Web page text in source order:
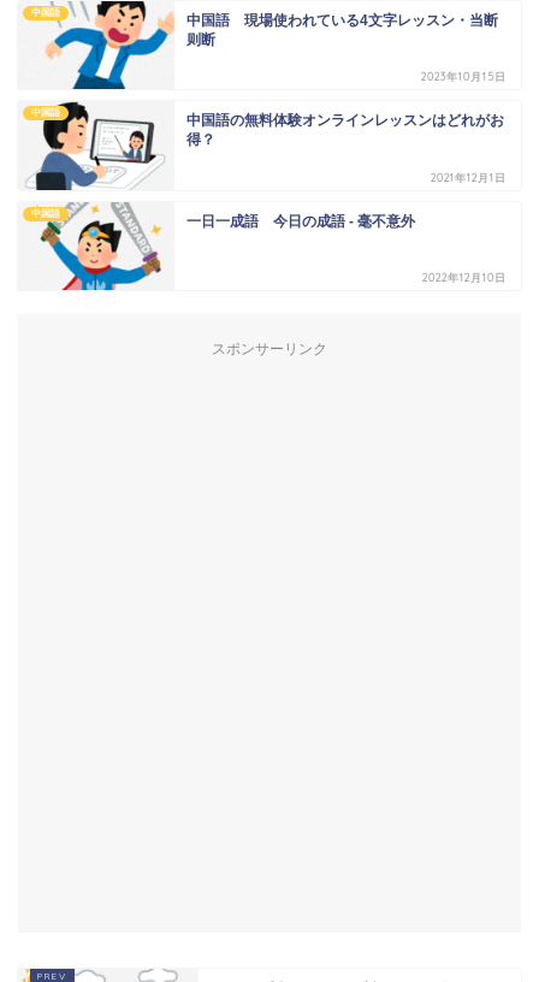
中国語
中国語 現場使われている4文字レッスン・当断
则断
2023年10月15日
中国語
中国語の無料体験オンラインレッスンはどれがお
得？
2021年12月1日
中国語 一日一成語 今日の成語 - 毫不意外
2022年12月10日
スポンサーリンク